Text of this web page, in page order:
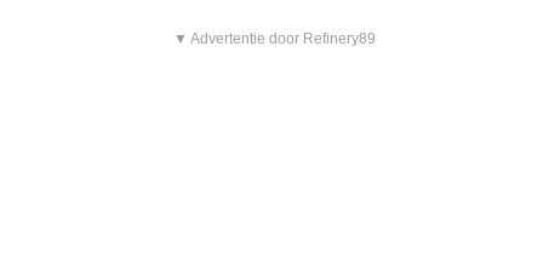
▼ Advertentie door Refinery89